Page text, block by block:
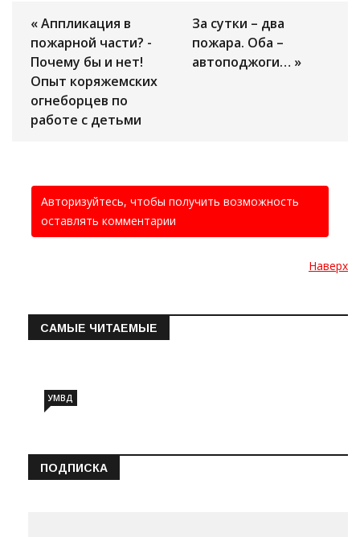
« Аппликация в
пожарной части? -
Почему бы и нет!
Опыт коряжемских
огнеборцев по
работе с детьми
За сутки – два
пожара. Оба –
автоподжоги… »
Авторизуйтесь, чтобы получить возможность
оставлять комментарии
Наверх
САМЫЕ ЧИТАЕМЫЕ
УМВД
ПОДПИСКА